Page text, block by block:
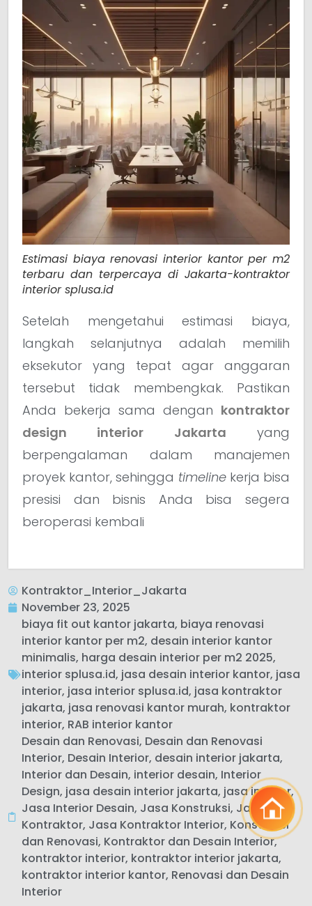
Estimasi biaya renovasi interior kantor per m2
terbaru dan terpercaya di Jakarta-kontraktor
interior splusa.id
Setelah mengetahui estimasi biaya,
langkah selanjutnya adalah memilih
eksekutor yang tepat agar anggaran
tersebut tidak membengkak. Pastikan
Anda bekerja sama dengan kontraktor
design interior Jakarta yang
berpengalaman dalam manajemen
proyek kantor, sehingga timelinekerja bisa
presisi dan bisnis Anda bisa segera
beroperasi kembali
Kontraktor_Interior_Jakarta
November 23, 2025
biaya fit out kantor jakarta, biaya renovasi
interior kantor per m2, desain interior kantor
minimalis, harga desain interior per m2 2025,
interior splusa.id, jasa desain interior kantor, jasa
interior, jasa interior splusa.id, jasa kontraktor
jakarta, jasa renovasi kantor murah, kontraktor
interior, RAB interior kantor
Desain dan Renovasi, Desain dan Renovasi
Interior, Desain Interior, desain interior jakarta,
Interior dan Desain, interior desain, Interior
Design, jasa desain interior jakarta, jasa interior,
Jasa Interior Desain, Jasa Konstruksi, Jasa
Kontraktor, Jasa Kontraktor Interior, Konstruksi
dan Renovasi, Kontraktor dan Desain Interior,
kontraktor interior, kontraktor interior jakarta,
kontraktor interior kantor, Renovasi dan Desain
Interior